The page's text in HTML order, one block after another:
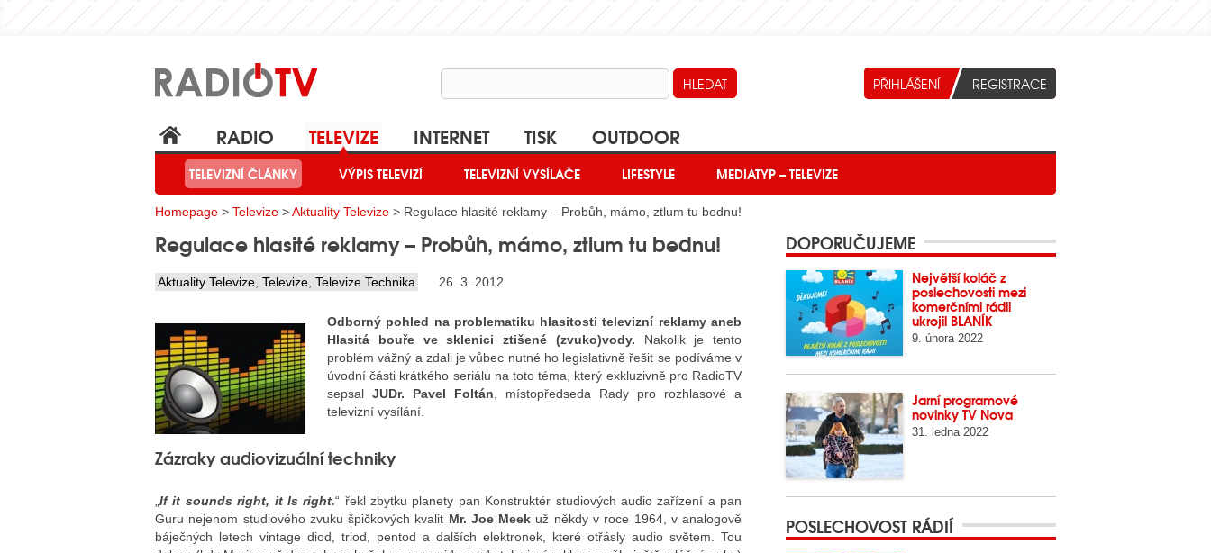
RADIO TELEVIZE
TELEVIZNÍ ČLÁNKY VÝPIS TELEVIZÍ TELEVIZNÍ VYSÍLAČE LIFESTYLE MEDIATYP – TELEVIZE
INTERNET TISK OUTDOOR
Homepage > Televize >Aktuality Televize > Regulace hlasité reklamy – Probůh, mámo, ztlum tu bednu!
Regulace hlasité reklamy – Probůh, mámo, ztlum tu bednu!
Aktuality Televize Televize Televize Technika 26. 3. 2012
Odborný pohled na problematiku hlasitosti televizní reklamy aneb
Hlasitá bouře ve sklenici ztišené (zvuko)vody. Nakolik je tento
problém vážný a zdali je vůbec nutné ho legislativně řešit se podíváme v
úvodní části krátkého seriálu na toto téma, který exkluzivně pro RadioTV
sepsalJUDr. Pavel Foltán , místopředseda Rady pro rozhlasové a
televizní vysílání.
Zázraky audiovizuální techniky
If it sounds right, it Is right.“ řekl zbytku planety pan Konstruktér studiových audio zařízení a pan
Guru nejenom studiového zvuku špičkových kvalit Mr. Joe Meek už někdy v roce 1964, v analogově
báječných letech vintage diod, triod, pentod a dalších elektronek, které otřásly audio světem. Tou
DOPORUČUJEME
Největší koláč z
poslechovosti mezi
komerčními rádii
ukrojil BLANÍK
9. února 2022
Jarní programové
novinky TV Nova
31. ledna 2022
POSLECHOVOST RÁDIÍ